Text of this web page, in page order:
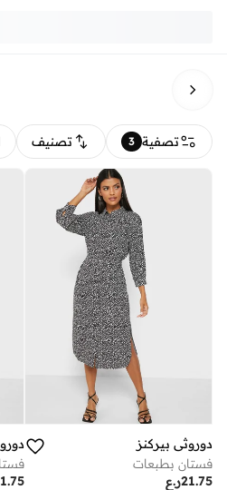
تصفية 3 تصنيف
دوروثي بيركنز
فستان بطبعات
ر.ع21.75